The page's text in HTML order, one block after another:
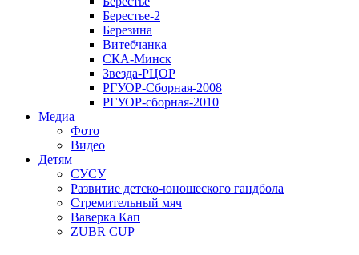
Берестье-2
Березина
Витебчанка
СКА-Минск
Звезда-РЦОР
РГУОР-Сборная-2008
РГУОР-сборная-2010
Медиа
Фото
Видео
Детям
СУСУ
Развитие детско-юношеского гандбола
Стремительный мяч
Ваверка Кап
ZUBR CUP